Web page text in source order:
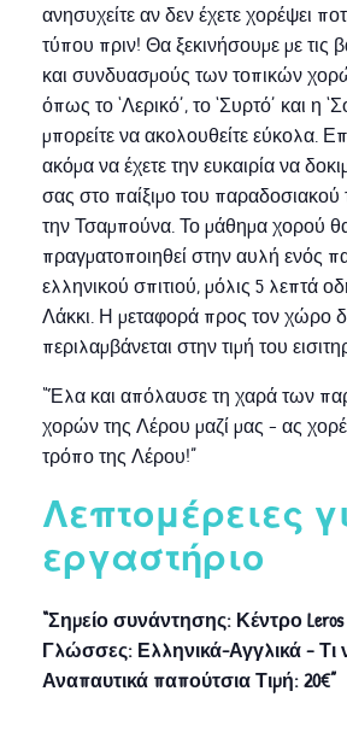
ανησυχείτε αν δεν έχετε χορέψει
τύπου πριν! Θα ξεκινήσουμε με τις
και συνδυασμούς των τοπικών
όπως το ‘Λερικό’, το ‘Συρτό’ και η
μπορείτε να ακολουθείτε εύκολα.
ακόμα να έχετε την ευκαιρία να
σας στο παίξιμο του
την Τσαμπούνα. Το μάθημα χορού
πραγματοποιηθεί στην αυλή ενός
ελληνικού σπιτιού, μόλις 5 λεπτά
Λάκκι. Η μεταφορά προς τον χώρο
περιλαμβάνεται στην τιμή του
“Έλα και απόλαυσε τη χαρά των
χορών της Λέρου μαζί μας – ας
τρόπο της Λέρου!”
Λεπτομέρειες
εργαστήριο
“Σημείο συνάντησης: Κέντρο Leros
Γλώσσες: Ελληνικά-Αγγλικά – Τι
Αναπαυτικά παπούτσια Τιμή: 20€”